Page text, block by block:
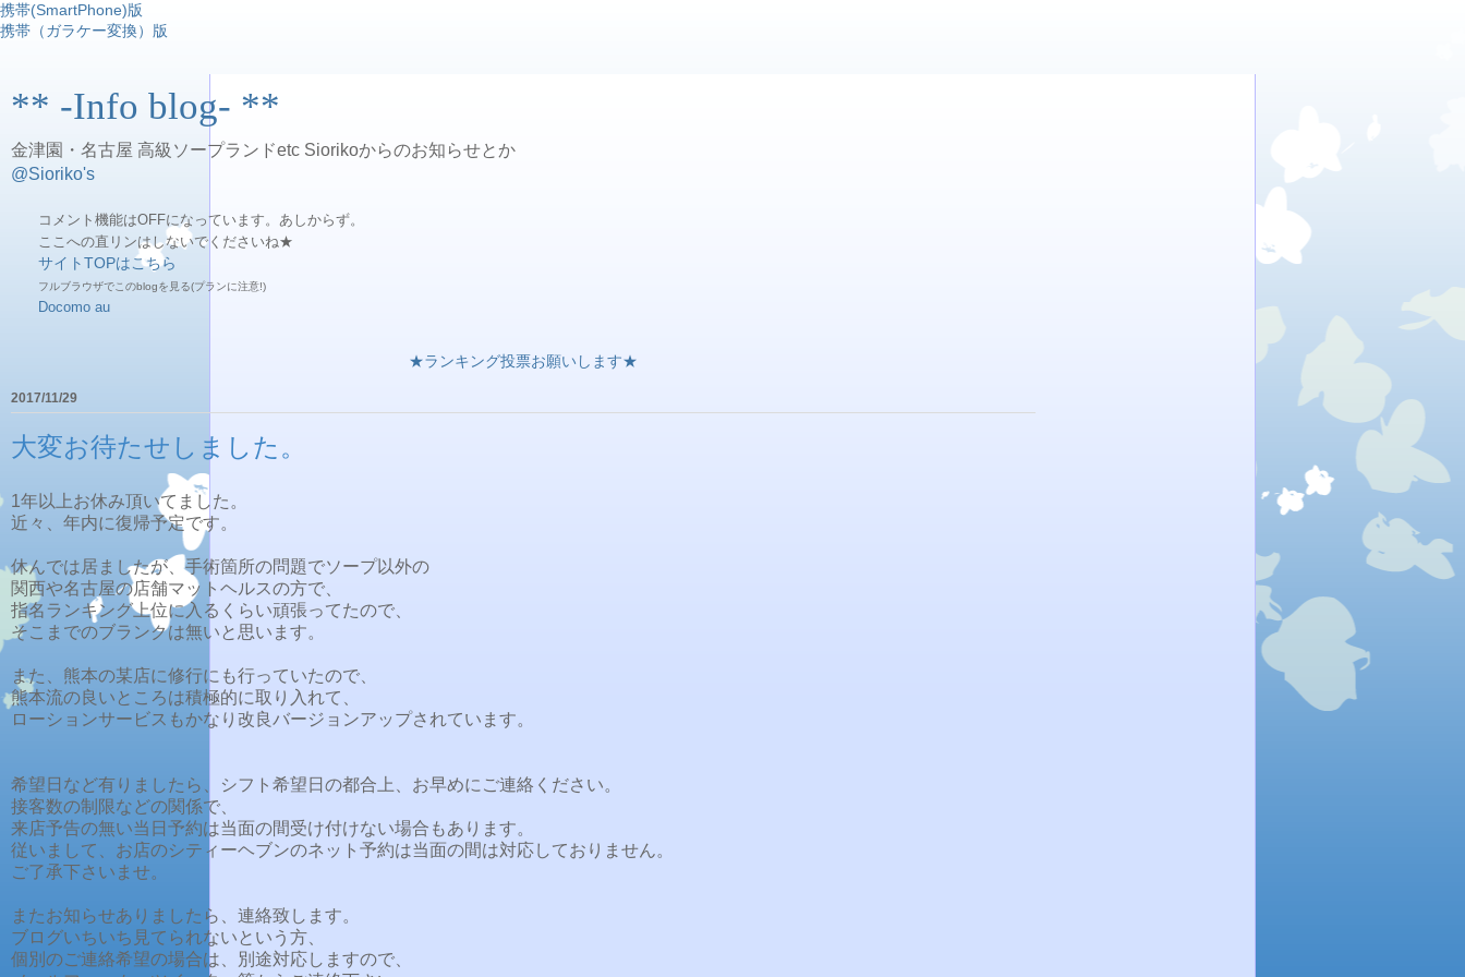
携帯(SmartPhone)版
携帯（ガラケー変換）版
** -Info blog- **
金津園・名古屋 高級ソープランドetc Siorikoからのお知らせとか
@Sioriko's
コメント機能はOFFになっています。あしからず。
ここへの直リンはしないでくださいね★
サイトTOPはこちら
フルブラウザでこのblogを見る(プランに注意!)
Docomo au
★ランキング投票お願いします★
2017/11/29
大変お待たせしました。
1年以上お休み頂いてました。
近々、年内に復帰予定です。
休んでは居ましたが、手術箇所の問題でソープ以外の
関西や名古屋の店舗マットヘルスの方で、
指名ランキング上位に入るくらい頑張ってたので、
そこまでのブランクは無いと思います。
また、熊本の某店に修行にも行っていたので、
熊本流の良いところは積極的に取り入れて、
ローションサービスもかなり改良バージョンアップされています。
希望日など有りましたら、シフト希望日の都合上、お早めにご連絡ください。
接客数の制限などの関係で、
来店予告の無い当日予約は当面の間受け付けない場合もあります。
従いまして、お店のシティーヘブンのネット予約は当面の間は対応しておりません。
ご了承下さいませ。
またお知らせありましたら、連絡致します。
ブログいちいち見てられないという方、
個別のご連絡希望の場合は、別途対応しますので、